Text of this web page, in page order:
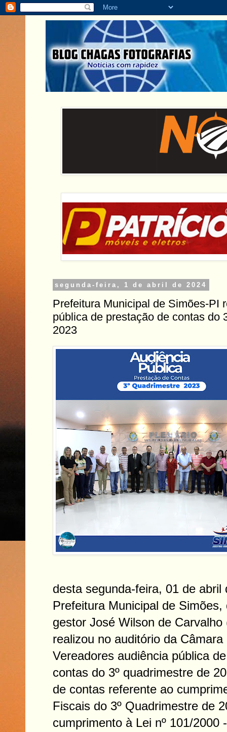
segunda-feira, 1 de abril de 2024
Prefeitura Municipal de Simões-PI
pública de prestação de contas do
2023
desta segunda-feira, 01 de abril
Prefeitura Municipal de
gestor José Wilson de
realizou no auditório da
Vereadores audiência pública
contas do 3º quadrimestre de
de contas referente ao
Fiscais do 3º Quadrimestre de
cumprimento à Lei nº 101/2000